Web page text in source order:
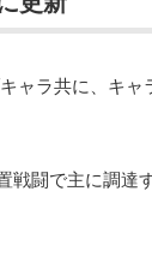
ャラ共に、キ
戦闘で主に調達